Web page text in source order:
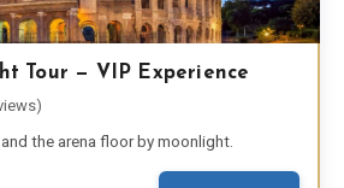
Tour — VIP Experience
the arena floor by moonlight.